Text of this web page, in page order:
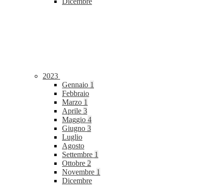
2023
Gennaio 1
Febbraio
Marzo 1
Aprile 3
Maggio 4
Giugno 3
Luglio
Agosto
Settembre 1
Ottobre 2
Novembre 1
Dicembre